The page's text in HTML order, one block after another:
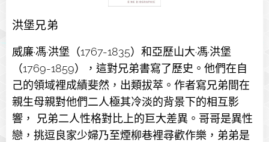
洪堡兄弟
威廉·馮·洪堡（1767-1835）和亞歷山大·馮·洪堡
（1769-1859），這對兄弟書寫了歷史。他們在自
己的領域裡成績斐然，出類拔萃。作者寫兄弟間在
親生母親對他們二人極其冷淡的背景下的相互影
響， 兄弟二人性格對比上的巨大差異。哥哥是異性
戀，挑逗良家少婦乃至煙柳巷裡尋歡作樂，弟弟是